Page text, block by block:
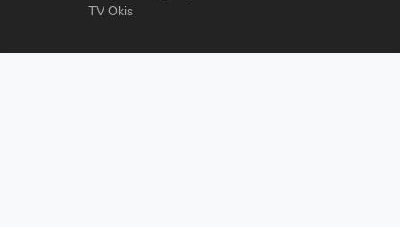
TV Okis